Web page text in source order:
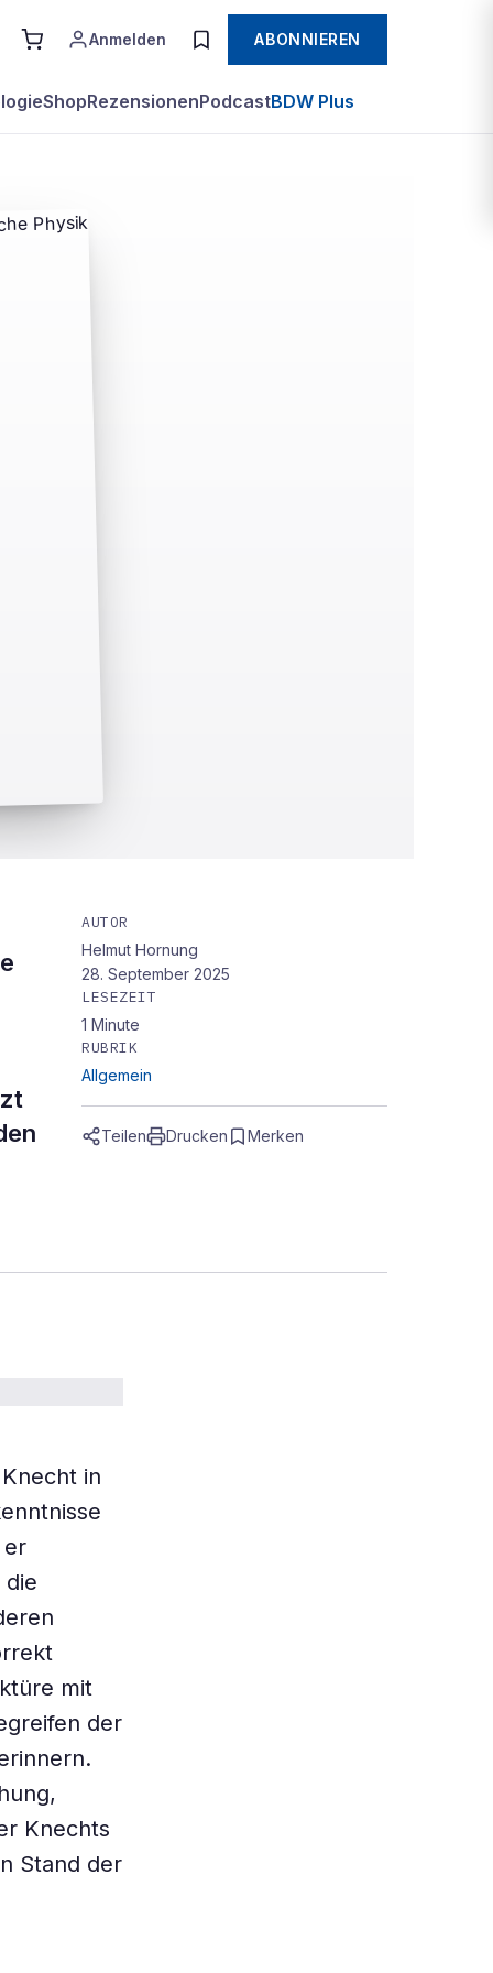
Anmelden ABONNIEREN
ShopRezensionenPodcastBDW Plus
AUTOR
Helmut Hornung
28. September 2025
LESEZEIT
1 Minute
RUBRIK
Allgemein
Teilen Drucken Merken
in
er
die
mit
der
Knechts
Stand der